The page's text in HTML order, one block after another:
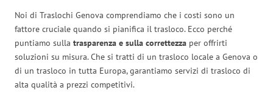
Noi di Traslochi Genova comprendiamo che i costi sono un
fattore cruciale quando si pianifica il trasloco. Ecco perché
puntiamo sulla trasparenza e sulla correttezza per offrirti
soluzioni su misura. Che si tratti di un trasloco locale a Genova o
di un trasloco in tutta Europa, garantiamo servizi di trasloco di
alta qualità a prezzi competitivi.